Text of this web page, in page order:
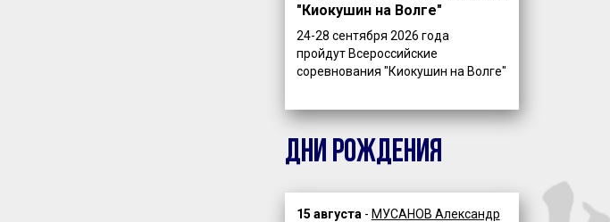
"Киокушин на Волге"
24-28 сентября 2026 года
пройдут Всероссийские
соревнования "Киокушин на Волге"
ДНИ РОЖДЕНИЯ
15 августа - МУСАНОВ Александр